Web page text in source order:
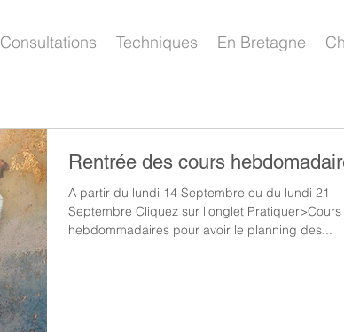
Consultations Techniques En Bretagne
Rentrée des cours
A partir du lundi 14 Septembre ou du lundi 21
Septembre Cliquez sur l'onglet Pratiquer>Cours
hebdommadaires pour avoir le planning des...